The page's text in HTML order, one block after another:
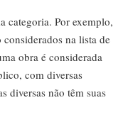
categoria. Por exemplo,
na lista de
obra é considerada
com diversas
diversas não têm suas